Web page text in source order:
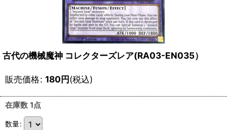
古代の機械魔神 コレクターズレア(RA03-EN035）
販売価格: 180円(税込)
在庫数 1点
数量: